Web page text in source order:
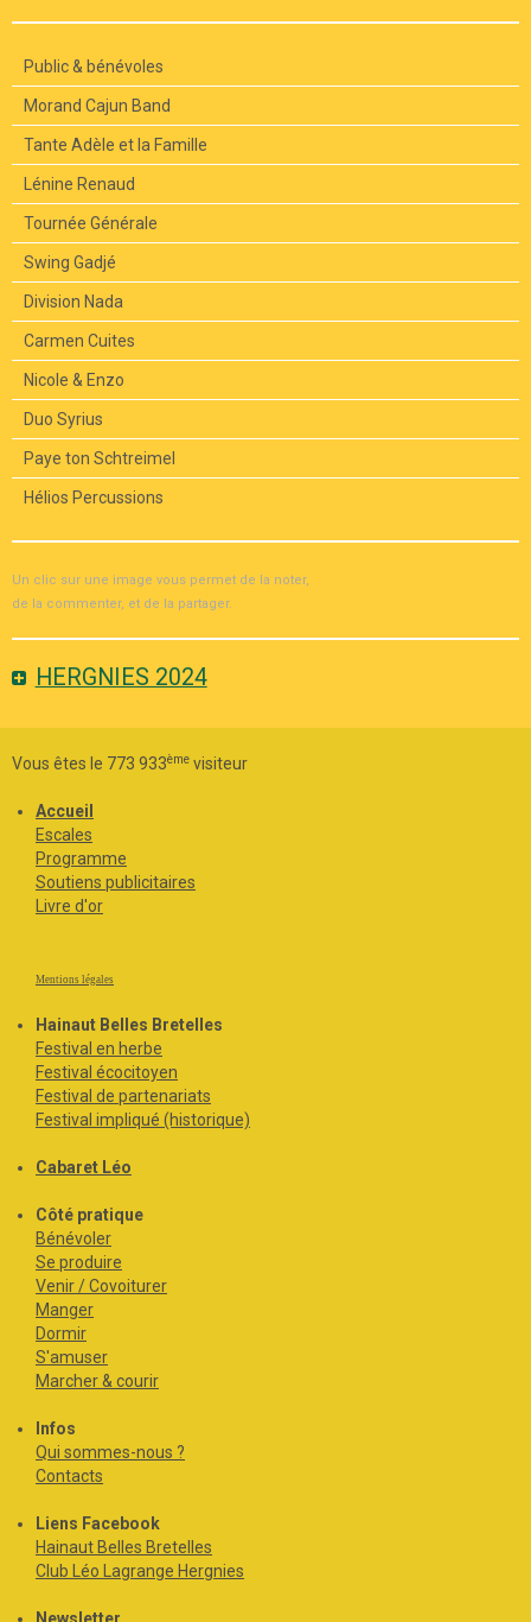
Public & bénévoles
Morand Cajun Band
Tante Adèle et la Famille
Lénine Renaud
Tournée Générale
Swing Gadjé
Division Nada
Carmen Cuites
Nicole & Enzo
Duo Syrius
Paye ton Schtreimel
Hélios Percussions
Un clic sur une image vous permet de la noter,
de la commenter, et de la partager.
HERGNIES 2024
Vous êtes le 773 933ème visiteur
Accueil
Escales
Programme
Soutiens publicitaires
Livre d'or
Mentions légales
Hainaut Belles Bretelles
Festival en herbe
Festival écocitoyen
Festival de partenariats
Festival impliqué (historique)
Cabaret Léo
Côté pratique
Bénévoler
Se produire
Venir / Covoiturer
Manger
Dormir
S'amuser
Marcher & courir
Infos
Qui sommes-nous ?
Contacts
Liens Facebook
Hainaut Belles Bretelles
Club Léo Lagrange Hergnies